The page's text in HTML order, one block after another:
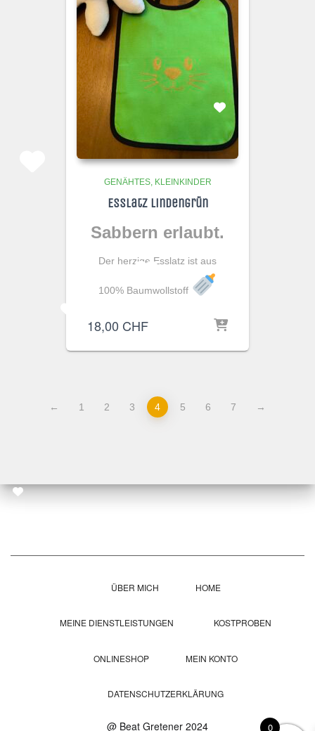
GENÄHTES KLEINKINDER
Esslatz Lindengrün
Sabbern erlaubt.
Der herzige Esslatz ist aus
100% Baumwollstoff
18,00 CHF
← 1 2 3 4 5 6 7 →
ÜBER MICH HOME
MEINE DIENSTLEISTUNGEN KOSTPROBEN
ONLINESHOP MEIN KONTO
DATENSCHUTZERKLÄRUNG
@ Beat Gretener 2024 0